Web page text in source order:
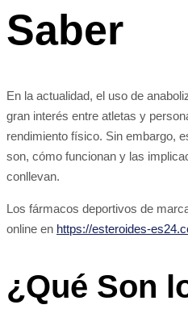
Saber
En la actualidad, el uso de
gran interés entre atletas y
rendimiento físico. Sin embargo,
son, cómo funcionan y las
conllevan.
Los fármacos deportivos de
online en https://esteroides-
¿Qué Son